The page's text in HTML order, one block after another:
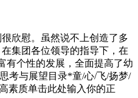
欣慰。虽然说不上创造了多
集团各位领导的指导下，在
有个性的发展，全面提高了幼
考与展望目录*童/心/飞/扬梦/
素质单击此处输入你的正